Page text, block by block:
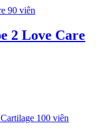
2 Love Care